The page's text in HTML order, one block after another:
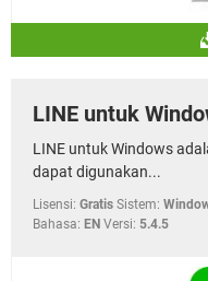
LINE untuk
LINE untuk Windows
dapat digunakan...
Lisensi: Gratis Sistem:
Bahasa: EN Versi: 5.4.5